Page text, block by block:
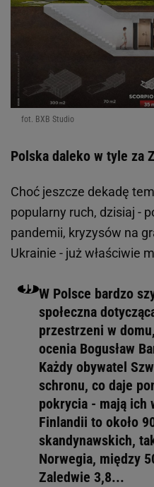
fot. BXB Studio
Polska daleko w tyle za
Choć jeszcze dekadę
popularny ruch, dzisiaj -
pandemii, kryzysów na
Ukrainie - już właściwie
W Polsce bardzo
społeczna
przestrzeni w
ocenia Bogusław
Każdy obywatel
schronu, co daje
pokrycia - mają ich
Finlandii to około
skandynawskich,
Norwegia, między
Zaledwie 3,8...